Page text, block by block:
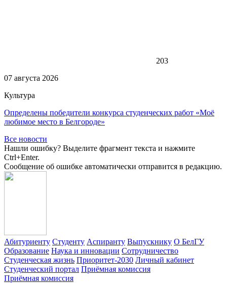
203
07 августа 2026
Культура
Определены победители конкурса студенческих работ «Моё
любимое место в Белгороде»
Все новости
Нашли ошибку? Выделите фрагмент текста и нажмите
Ctrl+Enter.
Сообщение об ошибке автоматически отправится в редакцию.
Абитуриенту Студенту Аспиранту Выпускнику О БелГУ
Образование Наука и инновации Сотрудничество
Студенческая жизнь Приоритет-2030 Личный кабинет
Студенческий портал Приёмная комиссия
Приёмная комиссия